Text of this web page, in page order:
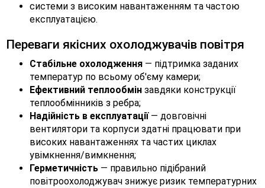
системи з високим навантаженням та частою
експлуатацією.
Переваги якісних охолоджувачів повітря
Стабільне охолодження — підтримка заданих
температур по всьому об'єму камери;
Ефективний теплообмін завдяки конструкції
теплообмінників з ребра;
Надійність в експлуатації— довговічні
вентилятори та корпуси здатні працювати при
високих навантаженнях та частих циклах
увімкнення/вимкнення;
Герметичність — правильно підібраний
повітроохолоджувач знижує ризик температурних